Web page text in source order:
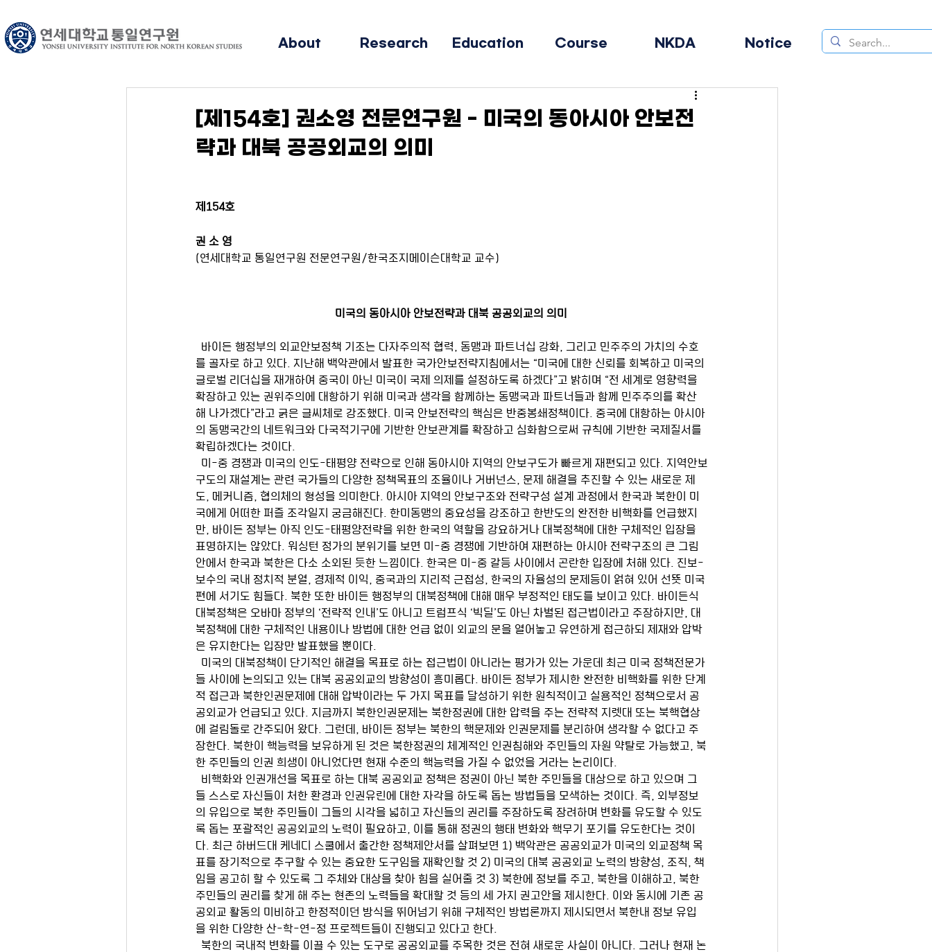
About Research Education Course NKDA Notice
[제154호] 권소영 전문연구원 - 미국의 동아시아 안보전
략과 대북 공공외교의 의미
제154호
권 소 영
(연세대학교 통일연구원 전문연구원/한국조지메이슨대학교 교수)
미국의 동아시아 안보전략과 대북 공공외교의 의미
를 골자로 하고 있다. 지난해 백악관에서 발표한 국가안보전략지침에서는 “미국에 대한 신뢰를 회복하고 미국의
글로벌 리더십을 재개하여 중국이 아닌 미국이 국제 의제를 설정하도록 하겠다”고 밝히며 “전 세계로 영향력을
확장하고 있는 권위주의에 대항하기 위해 미국과 생각을 함께하는 동맹국과 파트너들과 함께 민주주의를 확산
해 나가겠다”라고 굵은 글씨체로 강조했다. 미국 안보전략의 핵심은 반중봉쇄정책이다. 중국에 대항하는 아시아
의 동맹국간의 네트워크와 다국적기구에 기반한 안보관계를 확장하고 심화함으로써 규칙에 기반한 국제질서를
확립하겠다는 것이다.
구도의 재설계는 관련 국가들의 다양한 정책목표의 조율이나 거버넌스, 문제 해결을 추진할 수 있는 새로운 제
도, 메커니즘, 협의체의 형성을 의미한다. 아시아 지역의 안보구조와 전략구성 설계 과정에서 한국과 북한이 미
국에게 어떠한 퍼즐 조각일지 궁금해진다. 한미동맹의 중요성을 강조하고 한반도의 완전한 비핵화를 언급했지
만, 바이든 정부는 아직 인도-태평양전략을 위한 한국의 역할을 강요하거나 대북정책에 대한 구체적인 입장을
표명하지는 않았다. 워싱턴 정가의 분위기를 보면 미-중 경쟁에 기반하여 재편하는 아시아 전략구조의 큰 그림
안에서 한국과 북한은 다소 소외된 듯한 느낌이다. 한국은 미-중 갈등 사이에서 곤란한 입장에 처해 있다. 진보-
보수의 국내 정치적 분열, 경제적 이익, 중국과의 지리적 근접성, 한국의 자율성의 문제등이 얽혀 있어 선뜻 미국
편에 서기도 힘들다. 북한 또한 바이든 행정부의 대북정책에 대해 매우 부정적인 태도를 보이고 있다. 바이든식
대북정책은 오바마 정부의 ‘전략적 인내’도 아니고 트럼프식 ‘빅딜’도 아닌 차별된 접근법이라고 주장하지만, 대
북정책에 대한 구체적인 내용이나 방법에 대한 언급 없이 외교의 문을 열어놓고 유연하게 접근하되 제재와 압박
은 유지한다는 입장만 발표했을 뿐이다.
들 사이에 논의되고 있는 대북 공공외교의 방향성이 흥미롭다. 바이든 정부가 제시한 완전한 비핵화를 위한 단계
적 접근과 북한인권문제에 대해 압박이라는 두 가지 목표를 달성하기 위한 원칙적이고 실용적인 정책으로서 공
공외교가 언급되고 있다. 지금까지 북한인권문제는 북한정권에 대한 압력을 주는 전략적 지렛대 또는 북핵협상
에 걸림돌로 간주되어 왔다. 그런데, 바이든 정부는 북한의 핵문제와 인권문제를 분리하여 생각할 수 없다고 주
장한다. 북한이 핵능력을 보유하게 된 것은 북한정권의 체계적인 인권침해와 주민들의 자원 약탈로 가능했고, 북
한 주민들의 인권 희생이 아니었다면 현재 수준의 핵능력을 가질 수 없었을 거라는 논리이다.
들 스스로 자신들이 처한 환경과 인권유린에 대한 자각을 하도록 돕는 방법들을 모색하는 것이다. 즉, 외부정보
의 유입으로 북한 주민들이 그들의 시각을 넓히고 자신들의 권리를 주장하도록 장려하며 변화를 유도할 수 있도
록 돕는 포괄적인 공공외교의 노력이 필요하고, 이를 통해 정권의 행태 변화와 핵무기 포기를 유도한다는 것이
다. 최근 하버드대 케네디 스쿨에서 출간한 정책제안서를 살펴보면 1) 백악관은 공공외교가 미국의 외교정책 목
표를 장기적으로 추구할 수 있는 중요한 도구임을 재확인할 것 2) 미국의 대북 공공외교 노력의 방향성, 조직, 책
임을 공고히 할 수 있도록 그 주체와 대상을 찾아 힘을 실어줄 것 3) 북한에 정보를 주고, 북한을 이해하고, 북한
주민들의 권리를 찾게 해 주는 현존의 노력들을 확대할 것 등의 세 가지 권고안을 제시한다. 이와 동시에 기존 공
공외교 활동의 미비하고 한정적이던 방식을 뛰어넘기 위해 구체적인 방법론까지 제시되면서 북한내 정보 유입
을 위한 다양한 산-학-연-정 프로젝트들이 진행되고 있다고 한다.